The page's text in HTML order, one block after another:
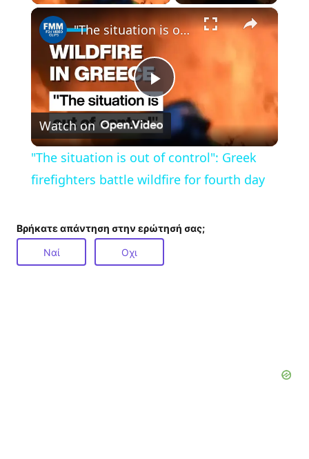
×
P
l
a
y
V
"The situation is out of control": Greek firefighters battle wildfire for fourth day
Watch on
"The situation is out of control": Greek
firefighters battle wildfire for fourth day
Βρήκατε απάντηση στην ερώτησή σας;
Ναί Οχι